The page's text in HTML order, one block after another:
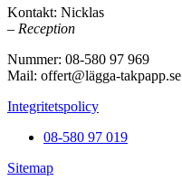
Kontakt: Nicklas
– Reception
Nummer: 08-580 97 969
Mail: offert@lägga-takpapp.se
Integritetspolicy
08-580 97 019
Sitemap